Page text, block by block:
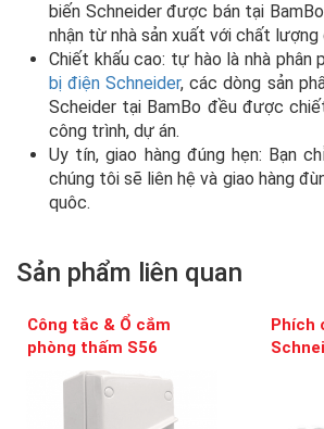
biến Schneider được bán tại
nhận từ nhà sản xuất với chất lượng
Chiết khấu cao: tự hào là nhà phân
bị điện Schneider, các dòng sản
Scheider tại BamBo đều được
công trình, dự án.
Uy tín, giao hàng đúng hẹn: Bạn
chúng tôi sẽ liên hệ và giao hàng
quôc.
Sản phẩm liên quan
Công tắc & Ổ cắm
phòng thấm S56
Phích